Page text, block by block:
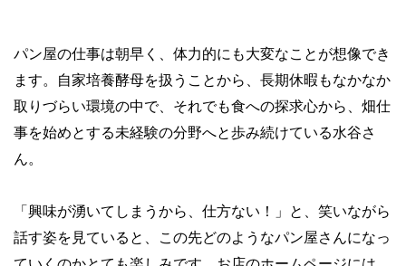
パン屋の仕事は朝早く、体力的にも大変なことが想像でき
ます。自家培養酵母を扱うことから、長期休暇もなかなか
取りづらい環境の中で、それでも食への探求心から、畑仕
事を始めとする未経験の分野へと歩み続けている水谷さ
ん。
「興味が湧いてしまうから、仕方ない！」と、笑いながら
話す姿を見ていると、この先どのようなパン屋さんになっ